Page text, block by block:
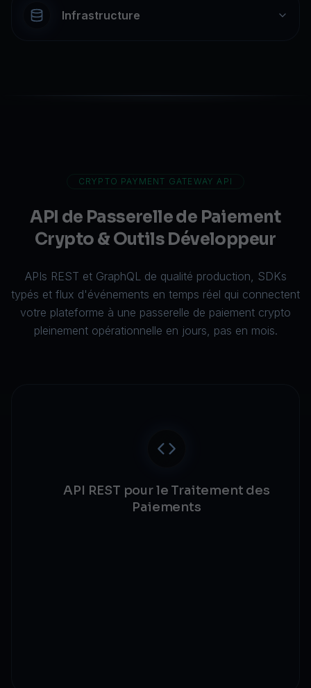
Infrastructure
CRYPTO PAYMENT GATEWAY API
API de Passerelle de Paiement
Crypto & Outils Développeur
APIs REST et GraphQL de qualité production, SDKs
typés et flux d'événements en temps réel qui connectent
votre plateforme à une passerelle de paiement crypto
pleinement opérationnelle en jours, pas en mois.
API REST pour le Traitement des
Paiements